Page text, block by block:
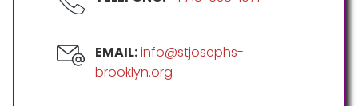
EMAIL:info@stjosephs-
brooklyn.org